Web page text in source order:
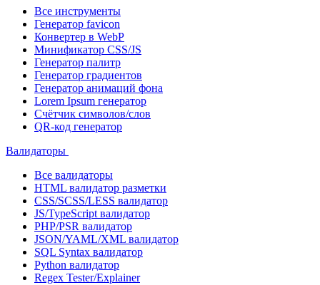
Все инструменты
Генератор favicon
Конвертер в WebP
Минификатор CSS/JS
Генератор палитр
Генератор градиентов
Генератор анимаций фона
Lorem Ipsum генератор
Счётчик символов/слов
QR-код генератор
Валидаторы
Все валидаторы
HTML валидатор разметки
CSS/SCSS/LESS валидатор
JS/TypeScript валидатор
PHP/PSR валидатор
JSON/YAML/XML валидатор
SQL Syntax валидатор
Python валидатор
Regex Tester/Explainer